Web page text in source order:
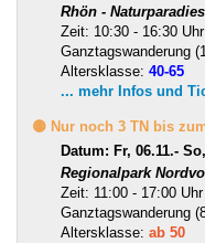
Rhön -
Zeit: 10:30 - 16:30 Uhr
Ganztagswanderung
Altersklasse: 40-65
... mehr Infos und
🟡 Nur noch 3 TN bis
Datum: Fr, 06.11.-
Regionalpark
Zeit: 11:00 - 17:00 Uhr
Ganztagswanderung
Altersklasse: ab 50